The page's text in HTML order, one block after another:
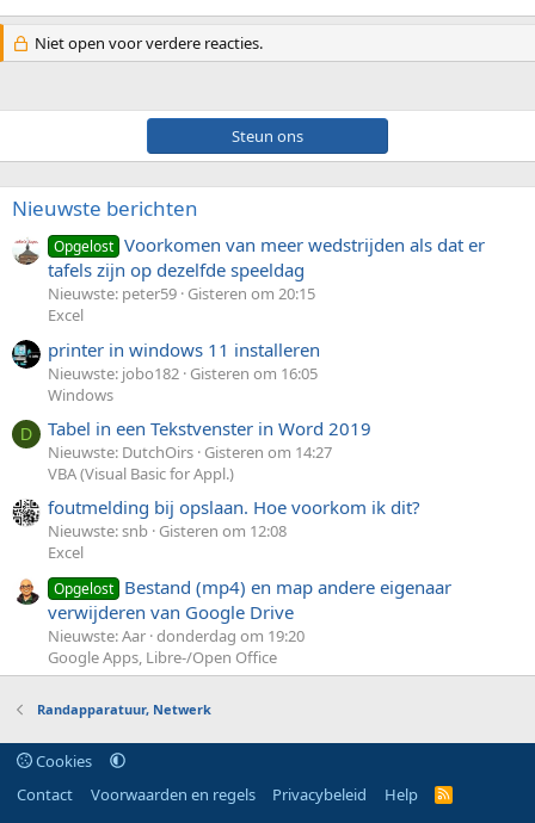
Niet open voor verdere reacties.
Steun ons
Nieuwste berichten
Opgelost Voorkomen van meer wedstrijden als dat er
tafels zijn op dezelfde speeldag
Nieuwste: peter59 Gisteren om 20:15
Excel
printer in windows 11 installeren
Nieuwste: jobo182 Gisteren om 16:05
Windows
D Tabel in een Tekstvenster in Word 2019
Nieuwste: DutchOirs Gisteren om 14:27
VBA (Visual Basic for Appl.)
foutmelding bij opslaan. Hoe voorkom ik dit?
Nieuwste: snb Gisteren om 12:08
Excel
Opgelost Bestand (mp4) en map andere eigenaar
verwijderen van Google Drive
Nieuwste: Aar donderdag om 19:20
Google Apps, Libre-/Open Office
Randapparatuur, Netwerk
Cookies
Contact
Voorwaarden en regels Privacybeleid Help
R
S